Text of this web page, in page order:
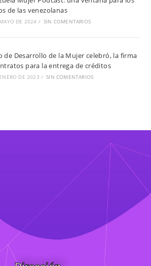
de las venezolanas
DE 2024 / SIN COMENTARIOS
de Desarrollo de la Mujer celebró, la firma
para la entrega de créditos
DE 2023 / SIN COMENTARIOS